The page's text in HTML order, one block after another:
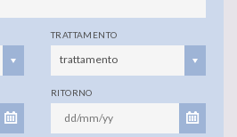
TRATTAMENTO
trattamento
RITORNO